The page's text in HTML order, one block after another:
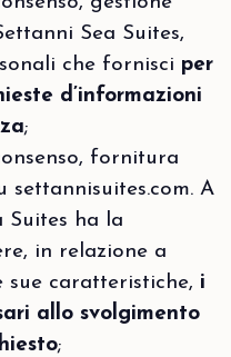
Sea Suites,
che fornisci per
d’informazioni
;
fornitura
settannisuites.com. A
Suites ha la
in relazione a
sue caratteristiche, i
allo svolgimento
;